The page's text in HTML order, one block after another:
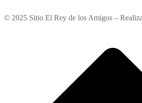
© 2025 Sitio El Rey de los Amigos –